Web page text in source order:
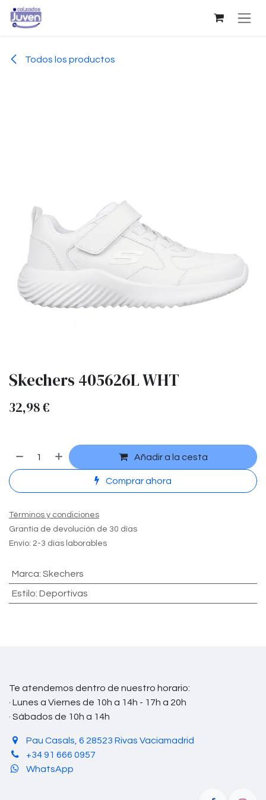
Ir al contenido
Todos los productos
Skechers 405626L WHT
32,98€
Añadir a la cesta
Comprar ahora
Términos y condiciones
Grantía de devolución de 30 días
Envío: 2-3 días laborables
Marca: Skechers
Estilo: Deportivas
Te atendemos dentro de nuestro horario:
· Lunes a Viernes de 10h a 14h - 17h a 20h
· Sábados de 10h a 14h
Pau Casals, 6 28523 Rivas Vaciamadrid
+34 91 666 0957
WhatsApp